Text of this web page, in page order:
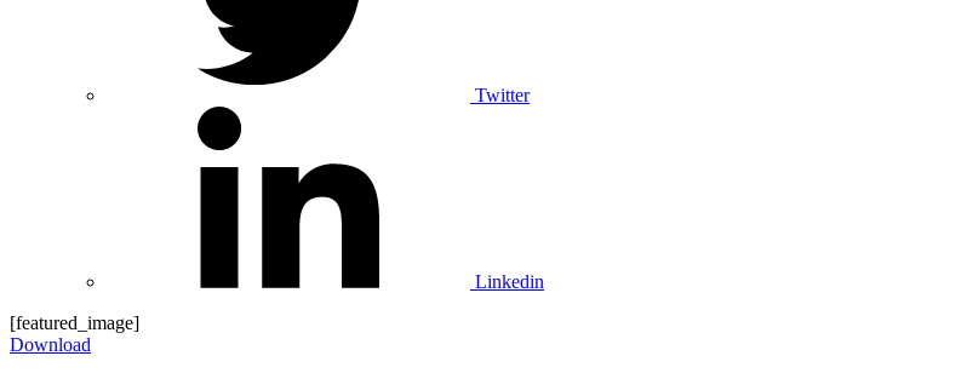
Twitter
Linkedin
[featured_image]
Download